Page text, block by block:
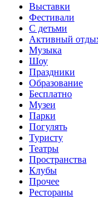
Выставки
Фестивали
С детьми
Активный
Музыка
Шоу
Праздники
Образование
Бесплатно
Музеи
Парки
Погулять
Туристу
Театры
Пространства
Клубы
Прочее
Рестораны